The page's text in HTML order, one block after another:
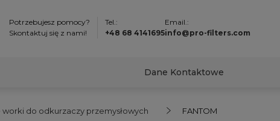
Potrzebujesz pomocy?
Skontaktuj się z nami!
Tel.:
+48 68 4141695
Email.:
info@pro-filters.com
Dane Kontaktowe
worki do odkurzaczy przemysłowych FANTOM